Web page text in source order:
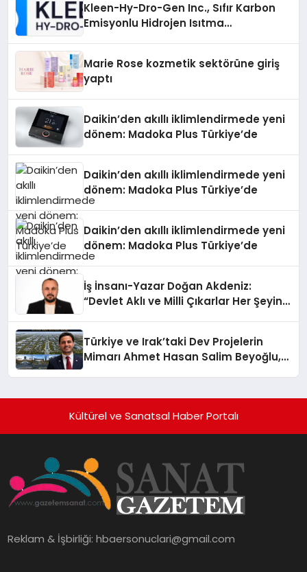
Kleen-Hy-Dro-Gen Inc., Sıfır Karbon
Emisyonlu Hidrojen Isıtma
Marie Rose kozmetik sektörüne giriş
yaptı
Daikin’den akıllı iklimlendirmede yeni
dönem: Madoka Plus Türkiye’de
Daikin’den akıllı iklimlendirmede yeni
dönem: Madoka Plus Türkiye’de
Daikin’den akıllı iklimlendirmede yeni
dönem: Madoka Plus Türkiye’de
İş İnsanı-Yazar Doğan Akdeniz:
“Devlet Aklı ve Milli Çıkarlar Her Şeyin
Türkiye ve Irak’taki Dev Projelerin
Mimarı Ahmet Hasan Salim Beyoğlu,
Hayata Geçirecek
Kültürel ve Sanatsal Haber Portalı
Reklam & İşbirliği:hbaersonuclari@gmail.com